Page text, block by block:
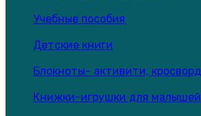
Учебные пособия
Детские книги
Блокноты- активити,
Книжки-игрушки для малышей